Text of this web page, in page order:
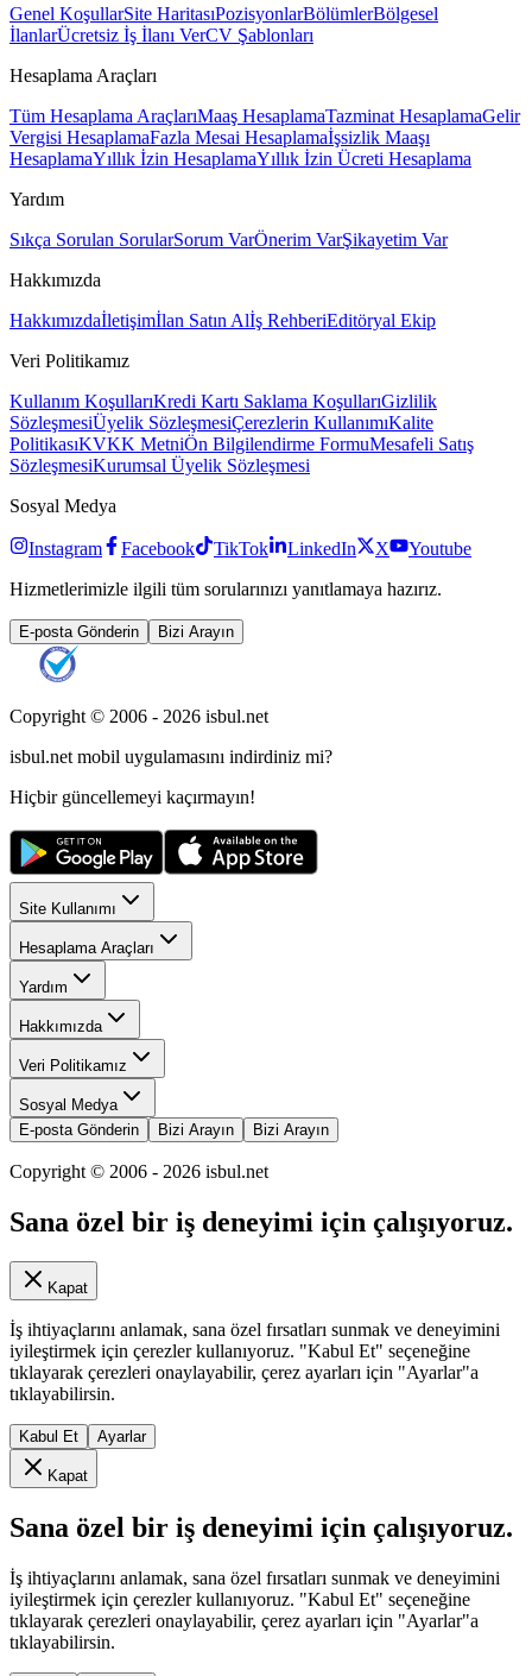
Genel KoşullarSite HaritasıPozisyonlarBölümlerBölgesel
İlanlarÜcretsiz İş İlanı VerCV Şablonları
Hesaplama Araçları
Tüm Hesaplama AraçlarıMaaş HesaplamaTazminat HesaplamaGelir
Vergisi HesaplamaFazla Mesai Hesaplamaİşsizlik Maaşı
HesaplamaYıllık İzin HesaplamaYıllık İzin Ücreti Hesaplama
Yardım
Sıkça Sorulan SorularSorum VarÖnerim VarŞikayetim Var
Hakkımızda
Hakkımızdaİletişimİlan Satın Alİş RehberiEditöryal Ekip
Veri Politikamız
Kullanım KoşullarıKredi Kartı Saklama KoşullarıGizlilik
SözleşmesiÜyelik SözleşmesiÇerezlerin KullanımıKalite
PolitikasıKVKK MetniÖn Bilgilendirme FormuMesafeli Satış
SözleşmesiKurumsal Üyelik Sözleşmesi
Sosyal Medya
Instagram Facebook TikTok LinkedIn X
Youtube
Hizmetlerimizle ilgili tüm sorularınızı yanıtlamaya hazırız.
E-posta Gönderin Bizi Arayın
Copyright © 2006 - 2026 isbul.net
isbul.net mobil uygulamasını indirdiniz mi?
Hiçbir güncellemeyi kaçırmayın!
Site Kullanımı
Hesaplama Araçları
Yardım
Hakkımızda
Veri Politikamız
Sosyal Medya
E-posta Gönderin
Bizi Arayın Bizi Arayın
Copyright © 2006 - 2026 isbul.net
Sana özel bir iş deneyimi için çalışıyoruz.
Kapat
İş ihtiyaçlarını anlamak, sana özel fırsatları sunmak ve deneyimini
iyileştirmek için çerezler kullanıyoruz. "Kabul Et" seçeneğine
tıklayarak çerezleri onaylayabilir, çerez ayarları için "Ayarlar"a
tıklayabilirsin.
Kabul Et Ayarlar
Kapat
Sana özel bir iş deneyimi için çalışıyoruz.
İş ihtiyaçlarını anlamak, sana özel fırsatları sunmak ve deneyimini
iyileştirmek için çerezler kullanıyoruz. "Kabul Et" seçeneğine
tıklayarak çerezleri onaylayabilir, çerez ayarları için "Ayarlar"a
tıklayabilirsin.